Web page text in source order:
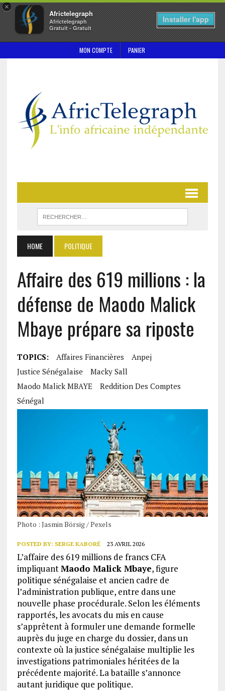
×
Africtelegraph
Africtelegraph
Gratuit - Gratuit
Installer l'app
MON COMPTE PANIER
HOME POLITIQUE
Affaire des 619 millions : la
défense de Maodo Malick
Mbaye prépare sa riposte
TOPICS: Affaires Financières
Anpej
Justice Sénégalaise
Macky Sall
Maodo Malick MBAYE
Reddition Des Comptes
Sénégal
Photo : Jasmin Börsig / Pexels
POSTED BY: SERGE KABORÉ 23 AVRIL 2026
L’affaire des 619 millions de francs CFA
impliquantMaodo Malick Mbaye, figure
politique sénégalaise et ancien cadre de
l’administration publique, entre dans une
nouvelle phase procédurale. Selon les éléments
rapportés, les avocats du mis en cause
s’apprêtent à formuler une demande formelle
auprès du juge en charge du dossier, dans un
contexte où la justice sénégalaise multiplie les
investigations patrimoniales héritées de la
précédente majorité. La bataille s’annonce
autant juridique que politique.